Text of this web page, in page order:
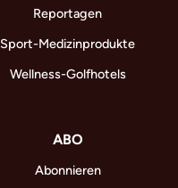
Reportagen
Sport-Medizinprodukte
Wellness-Golfhotels
ABO
Abonnieren